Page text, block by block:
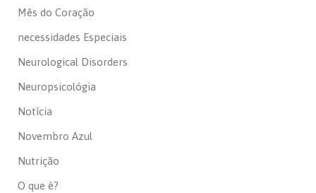
Mês do Coração
necessidades Especiais
Neurological Disorders
Neuropsicológia
Notícia
Novembro Azul
Nutrição
O que é?